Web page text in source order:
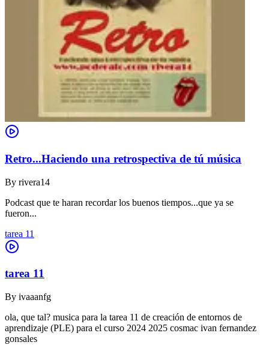
Retro...Haciendo una retrospectiva de tú música
By rivera14
Podcast que te haran recordar los buenos tiempos...que ya se
fueron...
tarea 11
tarea 11
By ivaaanfg
ola, que tal? musica para la tarea 11 de creación de entornos de
aprendizaje (PLE) para el curso 2024 2025 cosmac ivan fernandez
gonsales